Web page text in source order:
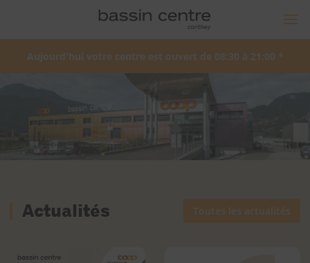
Aujourd'hui votre centre est ouvert de 08:30 à 21:00 *
Actualités Toutes les actualités